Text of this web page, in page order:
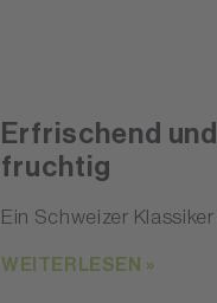
Erfrischend und
fruchtig
Ein Schweizer
WEITERLESEN »